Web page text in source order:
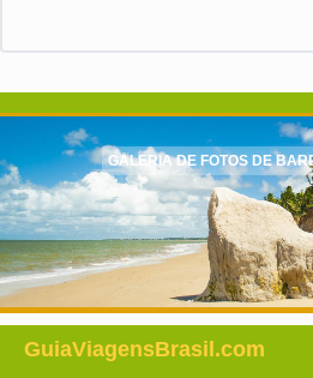
GALERIA DE FOTOS DE
GuiaViagensBrasil.com